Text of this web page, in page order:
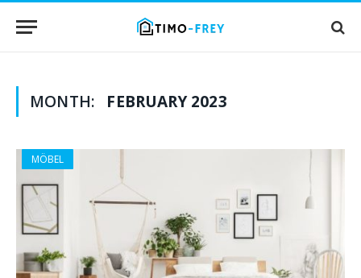
MONTH: FEBRUARY 2023
MÖBEL